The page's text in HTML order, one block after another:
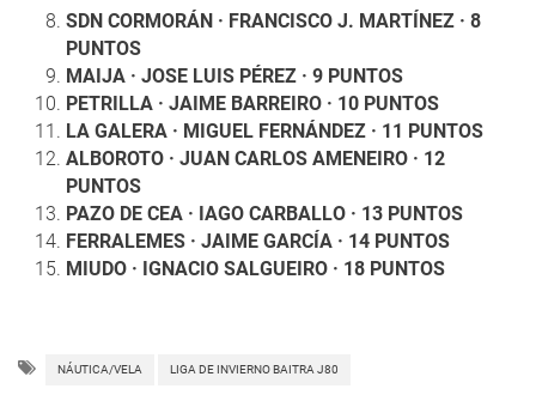
SDN CORMORÁN · FRANCISCO J. MARTÍNEZ · 8
PUNTOS
MAIJA · JOSE LUIS PÉREZ · 9 PUNTOS
PETRILLA · JAIME BARREIRO · 10 PUNTOS
LA GALERA · MIGUEL FERNÁNDEZ · 11 PUNTOS
ALBOROTO · JUAN CARLOS AMENEIRO · 12
PUNTOS
PAZO DE CEA · IAGO CARBALLO · 13 PUNTOS
FERRALEMES · JAIME GARCÍA · 14 PUNTOS
MIUDO · IGNACIO SALGUEIRO · 18 PUNTOS
NÁUTICA/VELA LIGA DE INVIERNO BAITRA J80